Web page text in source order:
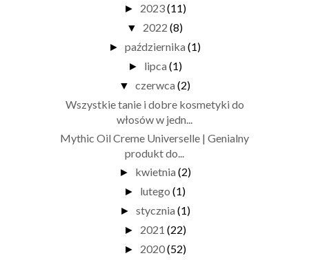
► 2023(11)
▼ 2022 (8)
► października (1)
► lipca (1)
▼ czerwca (2)
Wszystkie tanie i dobre kosmetyki do
włosów w jedn...
Mythic Oil Creme Universelle | Genialny
produkt do...
► kwietnia (2)
► lutego (1)
► stycznia (1)
► 2021 (22)
► 2020(52)